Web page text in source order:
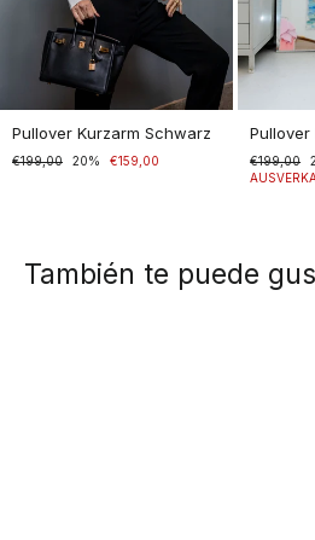
Pullover Kurzarm Schwarz
Normaler
€199,00
Sonderpreis20% €159,00
Pullover
Normaler
Preis
€199,00
Sonderpreis
También te puede